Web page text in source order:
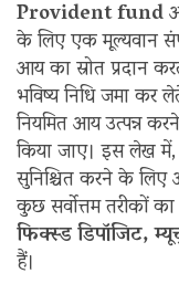
Provident fund
के लिए एक मूल्यवान
आय का स्रोत प्रदान
भविष्य निधि जमा कर
नियमित आय उत्पन्न
किया जाए। इस लेख
सुनिश्चित करने के
कुछ सर्वोत्तम तरीकों
फिक्स्ड डिपॉजिट,
हैं।